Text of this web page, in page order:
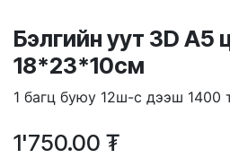
Бэлгийн уут 3D А5
18*23*10см
1 багц буюу 12ш-с дээш 1400
1'750.00 ₮